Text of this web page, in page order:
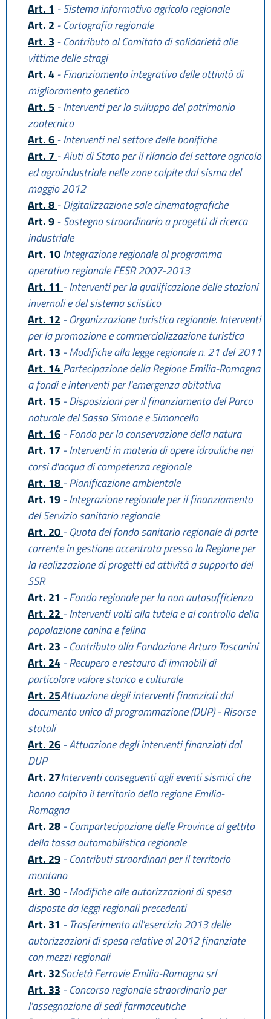
Art. 1 - Sistema informativo agricolo regionale
Art. 2 - Cartografia regionale
Art. 3 - Contributo al Comitato di solidarietà alle
vittime delle stragi
Art. 4 - Finanziamento integrativo delle attività di
miglioramento genetico
Art. 5 - Interventi per lo sviluppo del patrimonio
zootecnico
Art. 6 - Interventi nel settore delle bonifiche
Art. 7 - Aiuti di Stato per il rilancio del settore agricolo
ed agroindustriale nelle zone colpite dal sisma del
maggio 2012
Art. 8 - Digitalizzazione sale cinematografiche
Art. 9 - Sostegno straordinario a progetti di ricerca
industriale
Art. 10Integrazione regionale al programma
operativo regionale FESR 2007-2013
Art. 11 - Interventi per la qualificazione delle stazioni
invernali e del sistema sciistico
Art. 12 - Organizzazione turistica regionale. Interventi
per la promozione e commercializzazione turistica
Art. 13 - Modifiche alla legge regionale n. 21 del 2011
Art. 14Partecipazione della Regione Emilia-Romagna
a fondi e interventi per l'emergenza abitativa
Art. 15 - Disposizioni per il finanziamento del Parco
naturale del Sasso Simone e Simoncello
Art. 16 - Fondo per la conservazione della natura
Art. 17 - Interventi in materia di opere idrauliche nei
corsi d'acqua di competenza regionale
Art. 18 - Pianificazione ambientale
Art. 19 - Integrazione regionale per il finanziamento
del Servizio sanitario regionale
Art. 20 - Quota del fondo sanitario regionale di parte
corrente in gestione accentrata presso la Regione per
la realizzazione di progetti ed attività a supporto del
SSR
Art. 21 - Fondo regionale per la non autosufficienza
Art. 22 - Interventi volti alla tutela e al controllo della
popolazione canina e felina
Art. 23 - Contributo alla Fondazione Arturo Toscanini
Art. 24 - Recupero e restauro di immobili di
particolare valore storico e culturale
Art. 25Attuazione degli interventi finanziati dal
documento unico di programmazione (DUP) - Risorse
statali
Art. 26 - Attuazione degli interventi finanziati dal
DUP
Art. 27Interventi conseguenti agli eventi sismici che
hanno colpito il territorio della regione Emilia-
Romagna
Art. 28 - Compartecipazione delle Province al gettito
della tassa automobilistica regionale
Art. 29 - Contributi straordinari per il territorio
montano
Art. 30 - Modifiche alle autorizzazioni di spesa
disposte da leggi regionali precedenti
Art. 31 - Trasferimento all'esercizio 2013 delle
autorizzazioni di spesa relative al 2012 finanziate
con mezzi regionali
Art. 32Società Ferrovie Emilia-Romagna srl
Art. 33 - Concorso regionale straordinario per
l'assegnazione di sedi farmaceutiche